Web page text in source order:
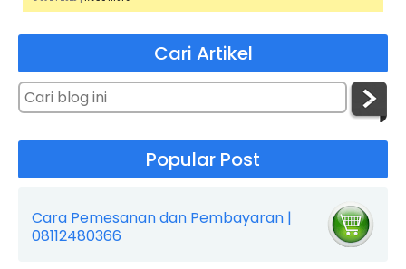
Cari Artikel
Popular Post
Cara Pemesanan dan Pembayaran |
08112480366